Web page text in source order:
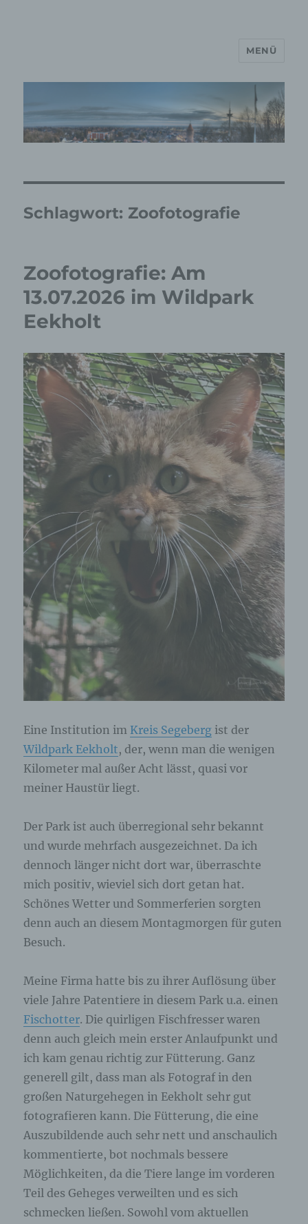
MP Mario Porten Beratung
Training Coaching
MENÜ
Schlagwort: Zoofotografie
Zoofotografie: Am
13.07.2026 im Wildpark
Eekholt
Eine Institution im Kreis Segeberg ist der
Wildpark Eekholt, der, wenn man die wenigen
Kilometer mal außer Acht lässt, quasi vor
meiner Haustür liegt.
Der Park ist auch überregional sehr bekannt
und wurde mehrfach ausgezeichnet. Da ich
dennoch länger nicht dort war, überraschte
mich positiv, wieviel sich dort getan hat.
Schönes Wetter und Sommerferien sorgten
denn auch an diesem Montagmorgen für guten
Besuch.
Meine Firma hatte bis zu ihrer Auflösung über
viele Jahre Patentiere in diesem Park u.a. einen
Fischotter. Die quirligen Fischfresser waren
denn auch gleich mein erster Anlaufpunkt und
ich kam genau richtig zur Fütterung. Ganz
generell gilt, dass man als Fotograf in den
großen Naturgehegen in Eekholt sehr gut
fotografieren kann. Die Fütterung, die eine
Auszubildende auch sehr nett und anschaulich
kommentierte, bot nochmals bessere
Möglichkeiten, da die Tiere lange im vorderen
Teil des Geheges verweilten und es sich
schmecken ließen. Sowohl vom aktuellen